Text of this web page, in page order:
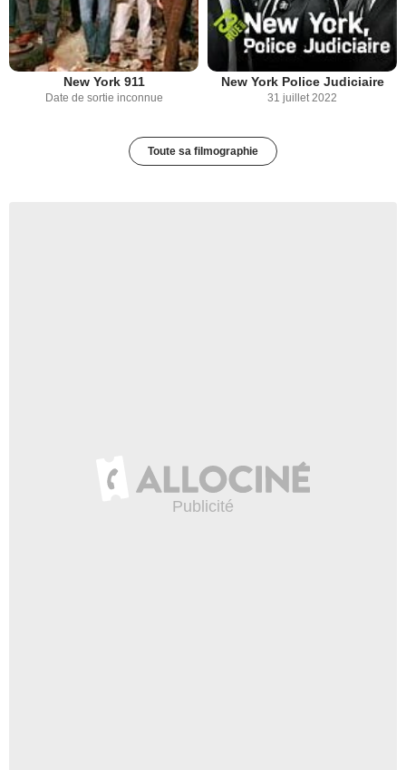
New York 911
Date de sortie inconnue
New York Police Judiciaire
31 juillet 2022
Toute sa filmographie